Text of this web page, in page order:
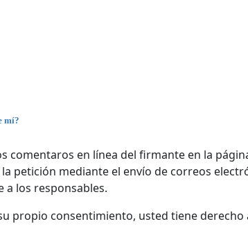
mí?
comentaros en línea del firmante en la
petición mediante el envío de correos
los responsables.
propio consentimiento, usted tiene derecho